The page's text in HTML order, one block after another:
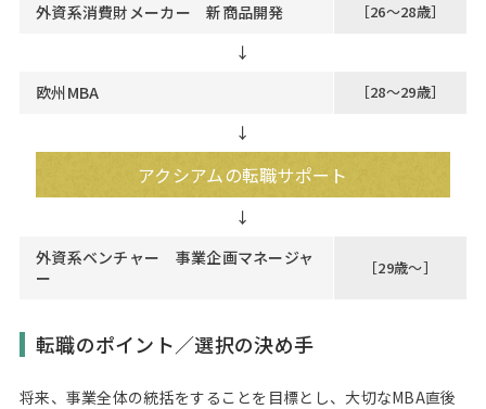
外資系消費財メーカー 新商品開発
［26～28歳］
↓
欧州MBA
［28～29歳］
↓
アクシアムの転職サポート
外資系ベンチャー 事業企画マネージャ
ー
［29歳～］
転職のポイント／選択の決め手
将来、事業全体の統括をすることを目標とし、大切なMBA直後